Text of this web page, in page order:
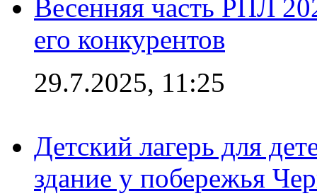
Весенняя часть РПЛ
его конкурентов
29.7.2025, 11:25
Детский лагерь для
здание у побережья